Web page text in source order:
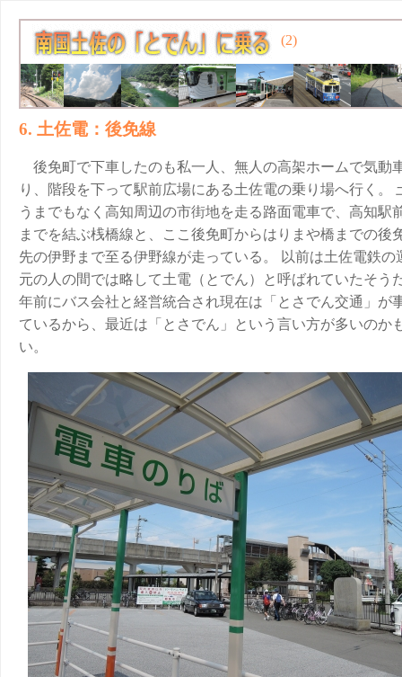
(2)
6. 土佐電：後免線
後免町で下車したのも私一人、無人の高架ホームで気動
り、階段を下って駅前広場にある土佐電の乗り場へ行く。
うまでもなく高知周辺の市街地を走る路面電車で、高知駅
までを結ぶ桟橋線と、ここ後免町からはりまや橋までの後
先の伊野まで至る伊野線が走っている。 以前は土佐電鉄の
元の人の間では略して土電（とでん）と呼ばれていたそう
年前にバス会社と経営統合され現在は「とさでん交通」が
ているから、最近は「とさでん」という言い方が多いのか
い。